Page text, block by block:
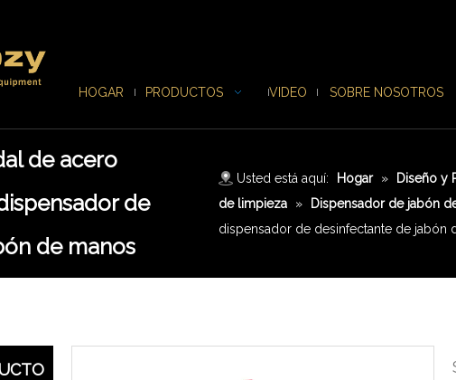
HOGAR PRODUCTOS VIDEO SOBRE NOSOTROS
de acero
de
de manos
Usted está aquí: Hogar » Diseño y
de limpieza
» Dispensador de jabón
dispensador de desinfectante de jabón